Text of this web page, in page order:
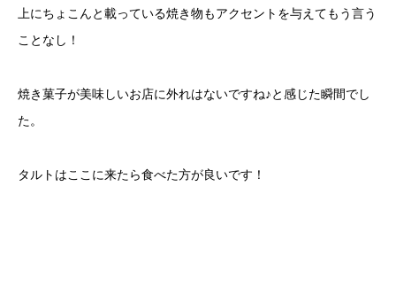
上にちょこんと載っている焼き物もアクセントを与えてもう言う
ことなし！
焼き菓子が美味しいお店に外れはないですね♪と感じた瞬間でし
た。
タルトはここに来たら食べた方が良いです！